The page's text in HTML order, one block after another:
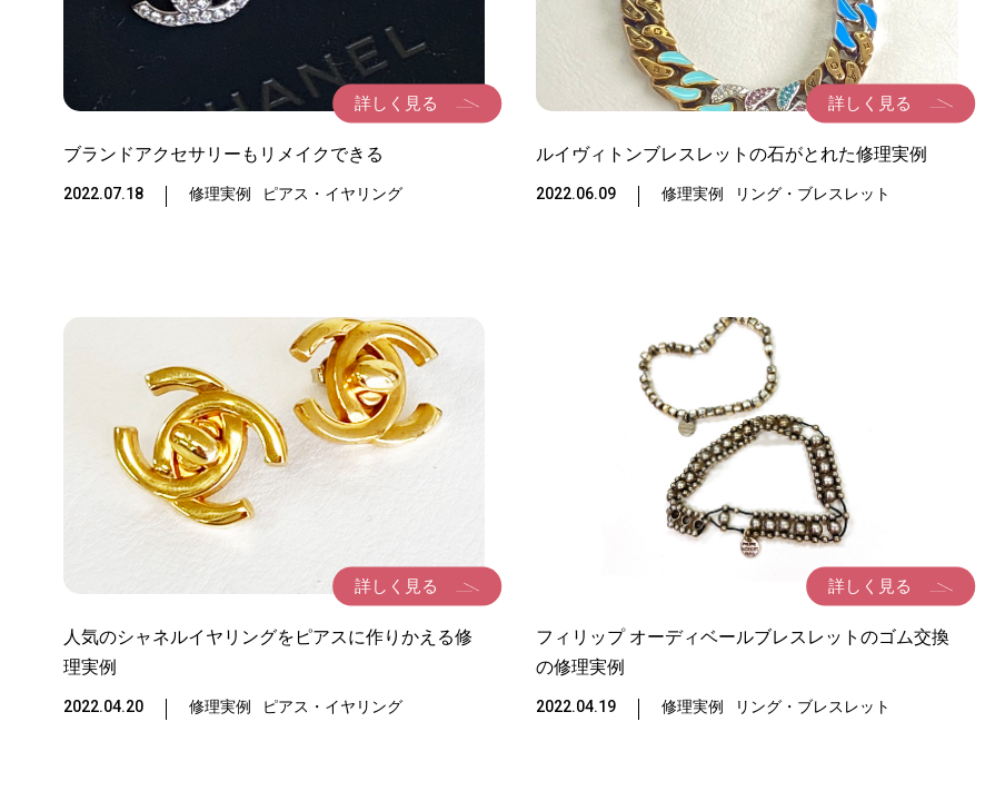
実店舗のご案内 ご利用ガイド
お問い合わせ 最新情報
詳しく見る
ブランドアクセサリーもリメイクできる
2022.07.18 修理実例 ピアス・イヤリング
詳しく見る
ルイヴィトンブレスレットの石がとれた修理実例
2022.06.09 修理実例 リング・ブレスレット
詳しく見る
人気のシャネルイヤリングをピアスに作りかえる修
理実例
2022.04.20 修理実例 ピアス・イヤリング
詳しく見る
フィリップ オーディベールブレスレットのゴム交換
の修理実例
2022.04.19 修理実例 リング・ブレスレット